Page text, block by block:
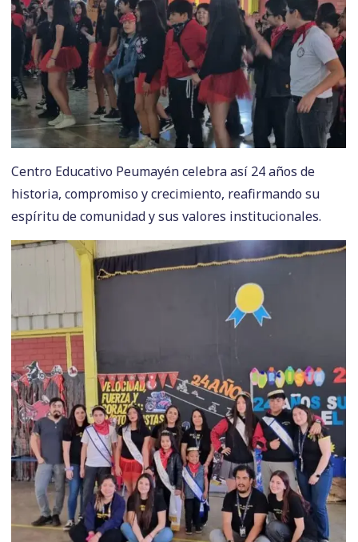
Centro Educativo Peumayén celebra así 24 años de
historia, compromiso y crecimiento, reafirmando su
espíritu de comunidad y sus valores institucionales.